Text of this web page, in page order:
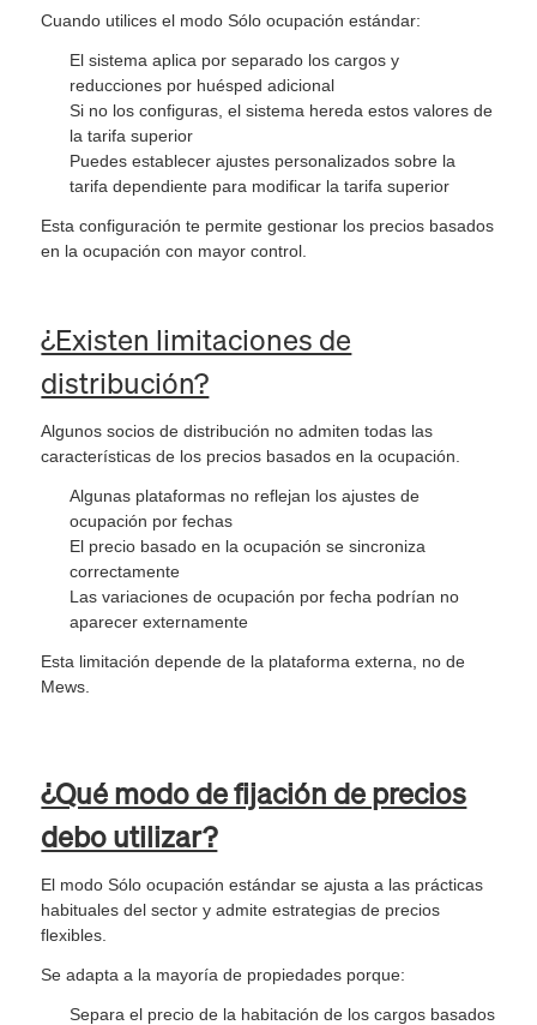
Cuando utilices el modo Sólo ocupación estándar:
El sistema aplica por separado los cargos y
reducciones por huésped adicional
Si no los configuras, el sistema hereda estos valores de
la tarifa superior
Puedes establecer ajustes personalizados sobre la
tarifa dependiente para modificar la tarifa superior
Esta configuración te permite gestionar los precios basados
en la ocupación con mayor control.
¿Existen limitaciones de
distribución?
Algunos socios de distribución no admiten todas las
características de los precios basados en la ocupación.
Algunas plataformas no reflejan los ajustes de
ocupación por fechas
El precio basado en la ocupación se sincroniza
correctamente
Las variaciones de ocupación por fecha podrían no
aparecer externamente
Esta limitación depende de la plataforma externa, no de
Mews.
¿Qué modo de fijación de precios
debo utilizar?
El modo Sólo ocupación estándar se ajusta a las prácticas
habituales del sector y admite estrategias de precios
flexibles.
Se adapta a la mayoría de propiedades porque:
Separa el precio de la habitación de los cargos basados